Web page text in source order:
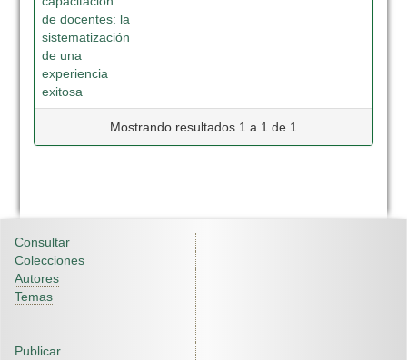
de docentes: la
sistematización
de una
experiencia
exitosa
Mostrando resultados 1 a 1 de 1
Consultar
Colecciones
Autores
Temas
Publicar